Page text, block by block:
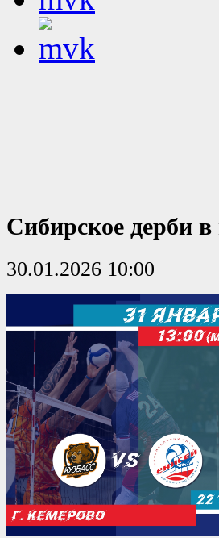
Сибирское дерби в
30.01.2026 10:00